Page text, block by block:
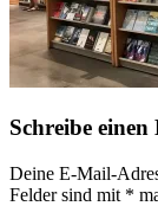
Schreibe
Deine E-Mail-
Felder sind mit *